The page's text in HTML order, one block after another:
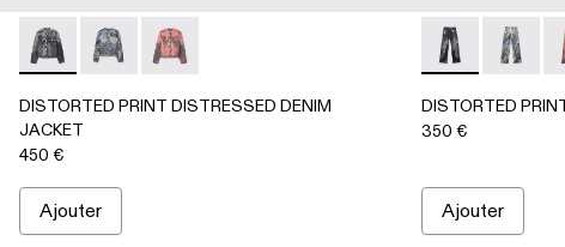
DISTORTED PRINT DISTRESSED DENIM JACKET -
DISTORTED PRINT DISTRESSED DENIM JACKET -
DISTORTED PRINT DISTRESSED DENIM
DISTORTED PRINT DISTRESSED DENIM
JACKET
450 €
Ajouter
DISTORTED
DISTORTED
350 €
Ajouter